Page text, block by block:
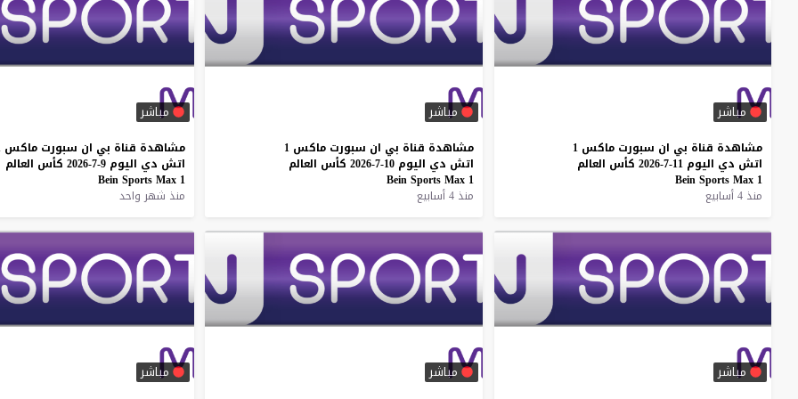
مباشر
مشاهدة قناة بي ان سبورت ماكس 1
اتش دي اليوم 11-7-2026 كأس العالم
BeinSportsMax 1
منذ 4 أسابيع
مباشر
مشاهدة قناة بي ان سبورت ماكس 1
اتش دي اليوم 10-7-2026 كأس العالم
BeinSportsMax 1
منذ 4 أسابيع
مباشر
مشاهدة قناة بي ان سبورت ماكس
اتش دي اليوم 9-7-2026 كأس العالم
BeinSportsMax 1
منذ شهر واحد
مباشر مباشر مباشر